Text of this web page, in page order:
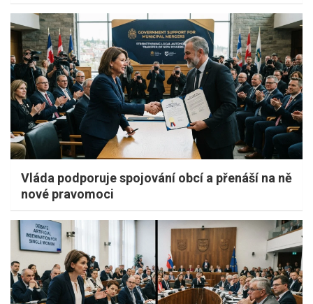
Vláda podporuje spojování obcí a přenáší na ně
nové pravomoci